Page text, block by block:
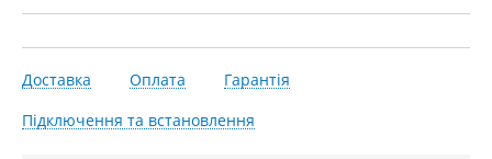
Доставка Оплата
Гарантія
Підключення та встановлення